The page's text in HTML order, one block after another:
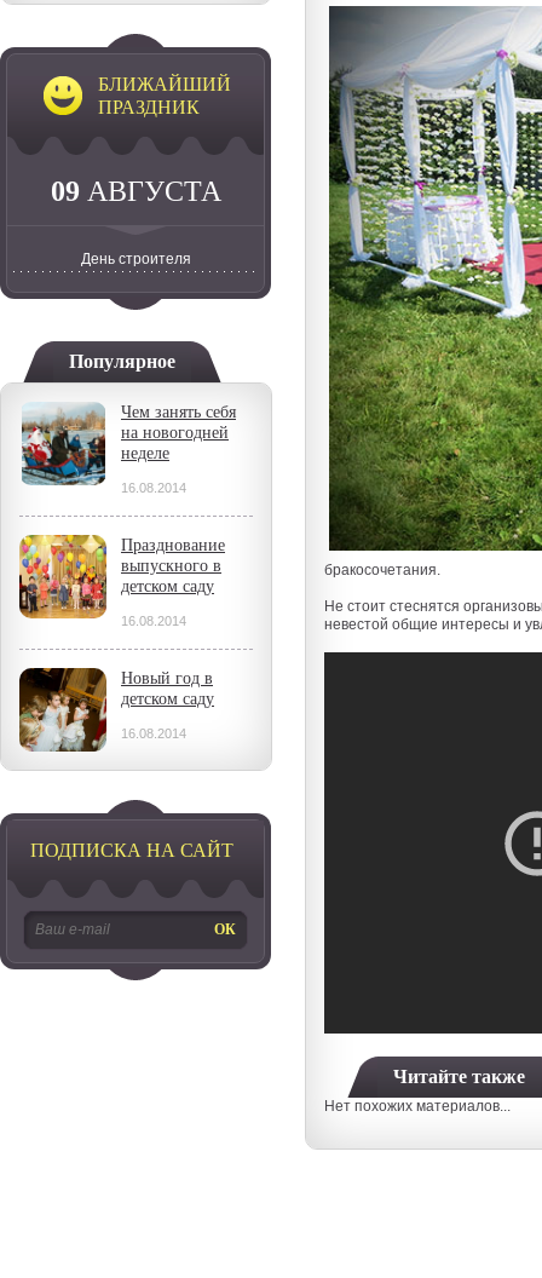
БЛИЖАЙШИЙ
ПРАЗДНИК
09 АВГУСТА
День строителя
Популярное
Чем занять себя
на новогодней
неделе
16.08.2014
Празднование
выпускного в
детском саду
16.08.2014
Новый год в
детском саду
16.08.2014
ПОДПИСКА НА САЙТ
бракосочетания.
Не стоит стеснятся
невестой общие интересы и
Читайте также
Нет похожих материалов...